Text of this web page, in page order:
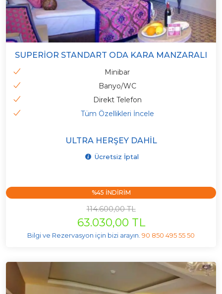
SUPERIOR STANDART ODA KARA MANZARALI
Minibar
Banyo/WC
Direkt Telefon
Tüm Özellikleri İncele
ULTRA HERŞEY DAHIL
Ücretsiz İptal
%45 INDIRIM
114.600,00 TL
63.030,00 TL
Bilgi ve Rezervasyon için bizi arayın. 90 850 495 55 50